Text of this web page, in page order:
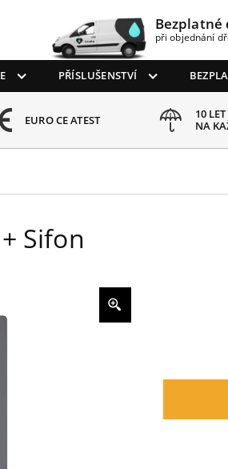
Bezplatné
při objednání
PŘÍSLUŠENSTVÍ
EURO CE ATEST
10
NA
Sifon